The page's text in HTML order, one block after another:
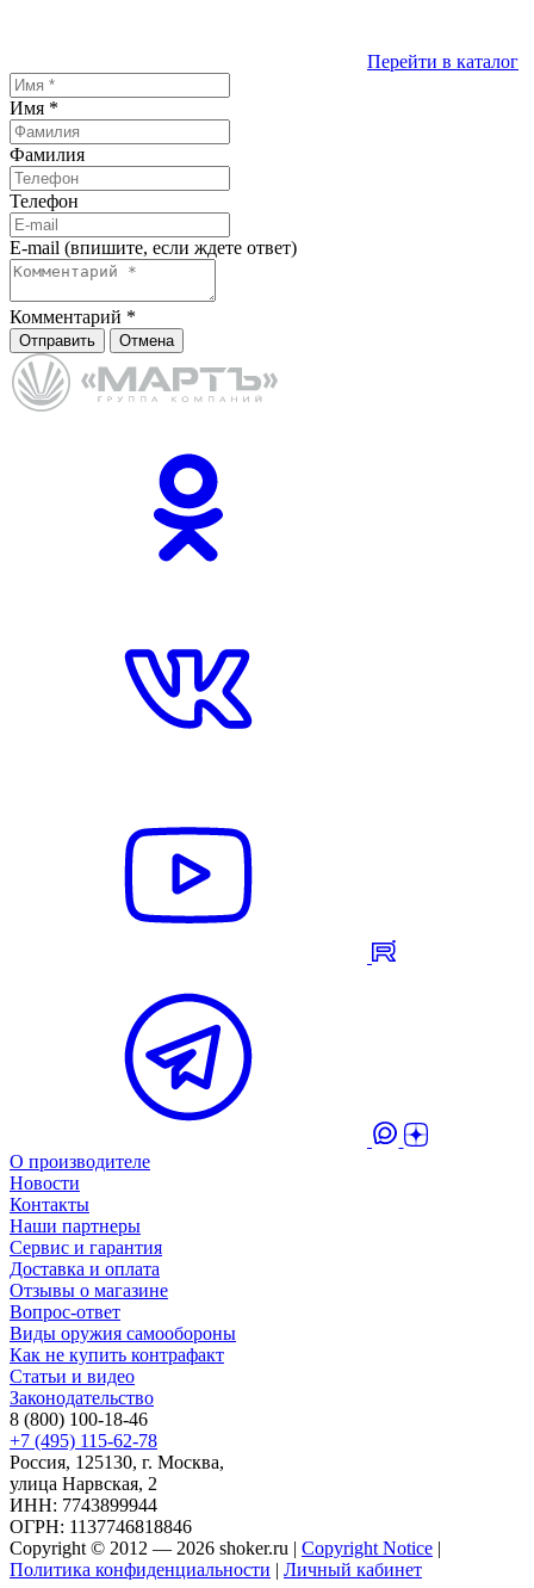
Перейти в каталог
Имя *
Фамилия
Телефон
E-mail (впишите, если ждете ответ)
Комментарий *
Отправить Отмена
О производителе
Новости
Контакты
Наши партнеры
Сервис и гарантия
Доставка и оплата
Отзывы о магазине
Вопрос-ответ
Виды оружия самообороны
Как не купить контрафакт
Статьи и видео
Законодательство
8 (800) 100-18-46
+7 (495) 115-62-78
Россия, 125130, г. Москва,
улица Нарвская, 2
ИНН: 7743899944
ОГРН: 1137746818846
Copyright © 2012 — 2026 shoker.ru | Copyright Notice |
Политика конфиденциальности | Личный кабинет